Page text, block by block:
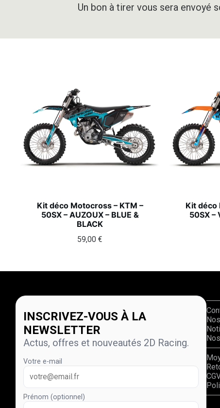
Un bon à tirer vous sera envoyé
Kit déco Motocross – KTM –
50SX – AUZOUX – BLUE &
BLACK
59,00€
Kit déco
50SX –
INSCRIVEZ-VOUS À LA
NEWSLETTER
Actus, offres et nouveautés 2D Racing.
Votre e-mail
Prénom (optionnel)